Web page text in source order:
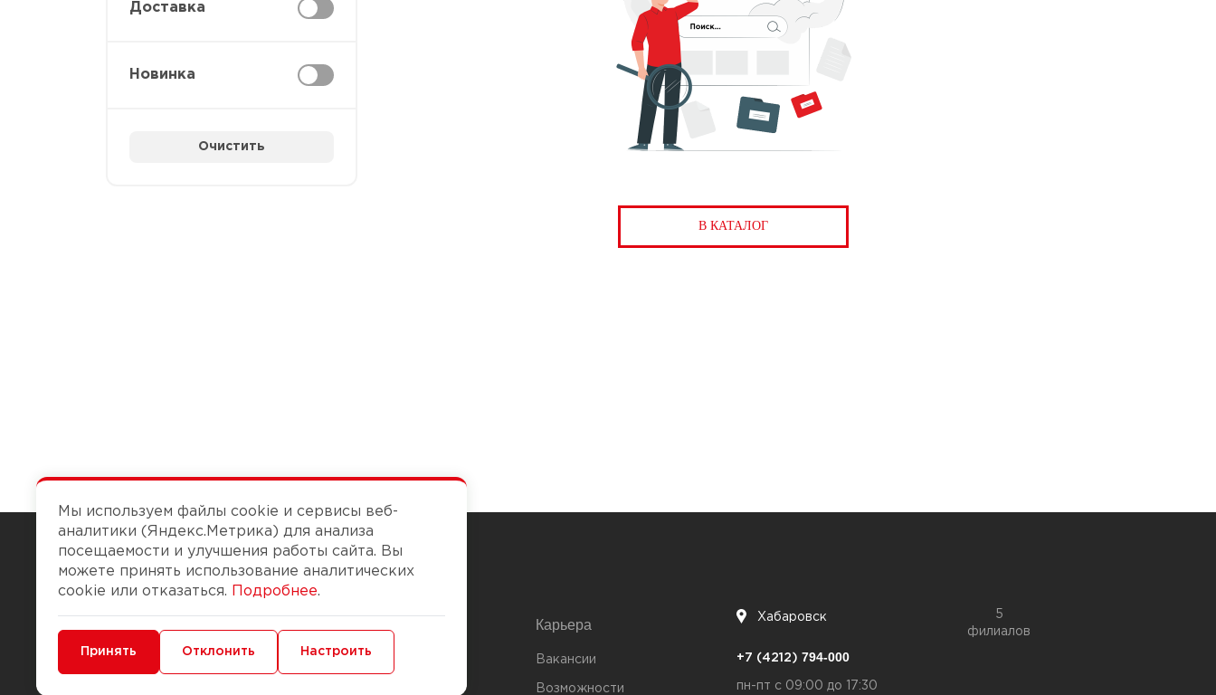
Доставка
Новинка
Очистить
В КАТАЛОГ
Чтобы вам легко работалось
Доставка и оплата
Карьера
Вакансии
Возможности
Хабаровск
5
филиалов
+7 (4212) 794-000
пн-пт с 09:00 до 17:30
Мы используем файлы cookie и сервисы веб-
аналитики (Яндекс.Метрика) для анализа
посещаемости и улучшения работы сайта. Вы
можете принять использование аналитических
cookie или отказаться.
Подробнее.
Минимальные Функциональные/Аналитические
Принять Отклонить Настроить